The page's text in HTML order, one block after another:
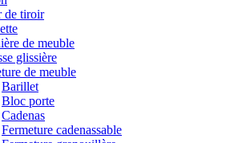
de tiroir
de meuble
glissière
de meuble
Barillet
Bloc porte
Cadenas
Fermeture cadenassable